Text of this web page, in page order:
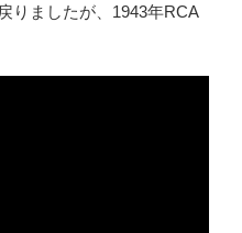
りましたが、1943年RCA